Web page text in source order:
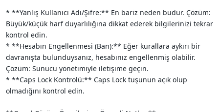
* **Yanlış Kullanıcı Adı/Şifre:** En bariz neden budur. Çözüm:
Büyük/küçük harf duyarlılığına dikkat ederek bilgilerinizi tekrar
kontrol edin.
* **Hesabın Engellenmesi (Ban):** Eğer kurallara aykırı bir
davranışta bulunduysanız, hesabınız engellenmiş olabilir.
Çözüm: Sunucu yönetimiyle iletişime geçin.
* **Caps Lock Kontrolü:** Caps Lock tuşunun açık olup
olmadığını kontrol edin.